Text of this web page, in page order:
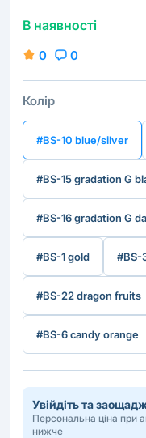
В наявності
0 0
Колір
#BS-10 blue/silver
#BS-15 gradation G
#BS-16 gradation G
#BS-1 gold #BS-
#BS-22 dragon fruits
#BS-6 candy orange
Увійдіть та
Персональна ціна при
нижче